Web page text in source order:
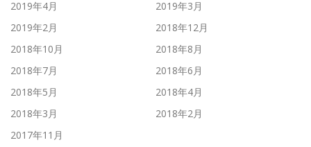
2019年4月
2019年3月
2019年2月
2018年12月
2018年10月
2018年8月
2018年7月
2018年6月
2018年5月
2018年4月
2018年3月
2018年2月
2017年11月